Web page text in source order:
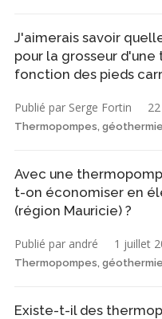
J'aimerais savoir
pour la grosseur
fonction des pieds
Publié par Serge Fortin
Thermopompes,
Avec une
t-on économiser en
(région Mauricie) ?
Publié par andré 1 juillet
Thermopompes,
Existe-t-il des